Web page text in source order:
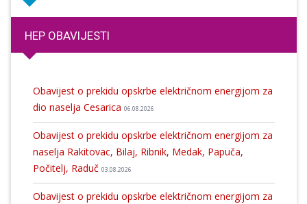
HEP OBAVIJESTI
Obavijest o prekidu opskrbe električnom energijom za
dio naselja Cesarica 06.08.2026
Obavijest o prekidu opskrbe električnom energijom za
naselja Rakitovac, Bilaj, Ribnik, Medak, Papuča,
Počitelj, Raduč 03.08.2026
Obavijest o prekidu opskrbe električnom energijom za